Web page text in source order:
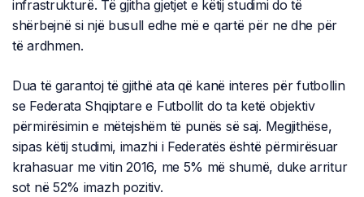
infrastrukturë. Të gjitha gjetjet e këtij studimi do të
shërbejnë si një busull edhe më e qartë për ne dhe për
të ardhmen.
Dua të garantoj të gjithë ata që kanë interes për futbollin
se Federata Shqiptare e Futbollit do ta ketë objektiv
përmirësimin e mëtejshëm të punës së saj. Megjithëse,
sipas këtij studimi, imazhi i Federatës është përmirësuar
krahasuar me vitin 2016, me 5% më shumë, duke arritur
sot në 52% imazh pozitiv.